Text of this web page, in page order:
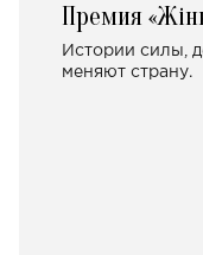
Премия
Истории силы,
меняют страну.